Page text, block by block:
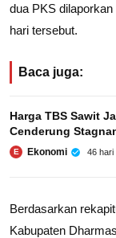
dua PKS
hari tersebut.
Baca juga:
Harga TBS Sawit
Cenderung
E Ekonomi 46 hari
Berdasarkan
Kabupaten